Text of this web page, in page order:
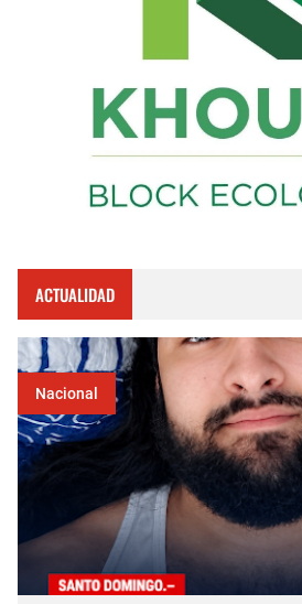
ACTUALIDAD
Nacional